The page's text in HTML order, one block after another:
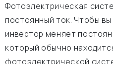
Фотоэлектрическая
постоянный ток. Чтобы
инвертор меняет
который обычно
фотоэлектрической